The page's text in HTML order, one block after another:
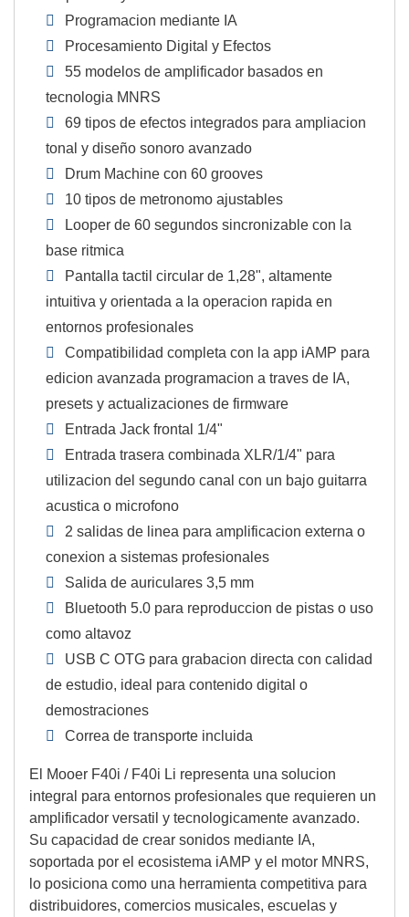
Programacion mediante IA
Procesamiento Digital y Efectos
55 modelos de amplificador basados en
tecnologia MNRS
69 tipos de efectos integrados para ampliacion
tonal y diseño sonoro avanzado
Drum Machine con 60 grooves
10 tipos de metronomo ajustables
Looper de 60 segundos sincronizable con la
base ritmica
Pantalla tactil circular de 1,28", altamente
intuitiva y orientada a la operacion rapida en
entornos profesionales
Compatibilidad completa con la app iAMP para
edicion avanzada programacion a traves de IA,
presets y actualizaciones de firmware
Entrada Jack frontal 1/4"
Entrada trasera combinada XLR/1/4" para
utilizacion del segundo canal con un bajo guitarra
acustica o microfono
2 salidas de linea para amplificacion externa o
conexion a sistemas profesionales
Salida de auriculares 3,5 mm
Bluetooth 5.0 para reproduccion de pistas o uso
como altavoz
USB C OTG para grabacion directa con calidad
de estudio, ideal para contenido digital o
demostraciones
Correa de transporte incluida
El Mooer F40i / F40i Li representa una solucion
integral para entornos profesionales que requieren un
amplificador versatil y tecnologicamente avanzado.
Su capacidad de crear sonidos mediante IA,
soportada por el ecosistema iAMP y el motor MNRS,
lo posiciona como una herramienta competitiva para
distribuidores, comercios musicales, escuelas y